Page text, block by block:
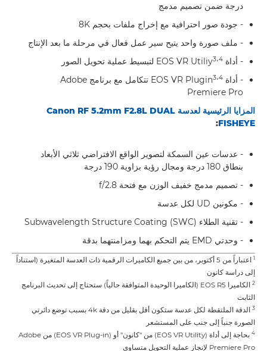
درجة ضمن تصميم مدمج
- جودة صور احترافية مع إخراج ملفات بحجم 8K
- ملف صورة واحد يتيح سير عمل فعال في مرحلة ما بعد الإنتاج
- أداة EOS VR Utiliy 3،4
لتبسيط عملية تحويل الصور
- أداة EOS VR Plugin 3،4
تتكامل مع برنامج Adobe
Premiere Pro
المزايا الرئيسية لعدسة Canon RF 5.2mm F2.8L DUAL
FISHEYE
:
- عدسات عين السمكة لتصوير الواقع الافتراضي ثلاثي الأبعاد
بنطاق 180 درجة ومجال رؤية بزاوية 190 درجة
- تصميم مدمج خفيف الوزن مع فتحة f/2.8
- مكونين UD لكل عدسة
- تقنية الطلاء Subwavelength Structure Coating (SWC)
- وحدتي EMD يتم التحكم بهما ومزامنتهما بدقة
1
اعتباراً من 5 أكتوبر، من بين جميع الكاميرات الرقمية ذات العدسة المتغيرة (استناداً
إلى دراسة كانون
2
الكاميرا EOS R5 (الكاميرا الوحيدة المتوافقة حالياً) ستحتاج إلى تحديث البرنامج
الثابت
3
الدقة الملتقطة لكل عدسة ستكون أقل بقليل من دقة 4k بسبب توضع دائرتي
الصورة جنباً إلى جنب على المستشعر
4
بحاجة إلى أداة (EOS VR Utility) من "كانون" أو (EOS VR Plug-in) من Adobe
Premiere Pro لإنجاز عملية التحويل متساوي